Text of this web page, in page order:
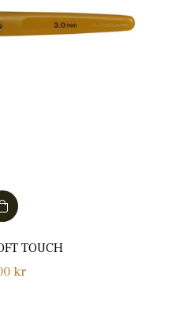
TOUCH
kr